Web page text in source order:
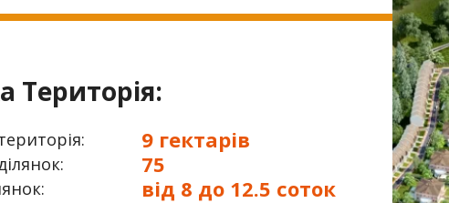
Територія:
9 гектарів
75
від 8 до 12.5 соток